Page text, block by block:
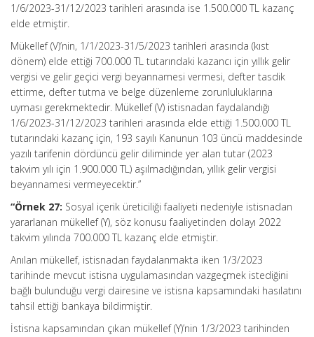
1/6/2023-31/12/2023 tarihleri arasında ise 1.500.000 TL kazanç
elde etmiştir.
Mükellef (V)’nin, 1/1/2023-31/5/2023 tarihleri arasında (kıst
dönem) elde ettiği 700.000 TL tutarındaki kazancı için yıllık gelir
vergisi ve gelir geçici vergi beyannamesi vermesi, defter tasdik
ettirme, defter tutma ve belge düzenleme zorunluluklarına
uyması gerekmektedir. Mükellef (V) istisnadan faydalandığı
1/6/2023-31/12/2023 tarihleri arasında elde ettiği 1.500.000 TL
tutarındaki kazanç için, 193 sayılı Kanunun 103 üncü maddesinde
yazılı tarifenin dördüncü gelir diliminde yer alan tutar (2023
takvim yılı için 1.900.000 TL) aşılmadığından, yıllık gelir vergisi
beyannamesi vermeyecektir.”
“Örnek 27: Sosyal içerik üreticiliği faaliyeti nedeniyle istisnadan
yararlanan mükellef (Y), söz konusu faaliyetinden dolayı 2022
takvim yılında 700.000 TL kazanç elde etmiştir.
Anılan mükellef, istisnadan faydalanmakta iken 1/3/2023
tarihinde mevcut istisna uygulamasından vazgeçmek istediğini
bağlı bulunduğu vergi dairesine ve istisna kapsamındaki hasılatını
tahsil ettiği bankaya bildirmiştir.
İstisna kapsamından çıkan mükellef (Y)’nin 1/3/2023 tarihinden